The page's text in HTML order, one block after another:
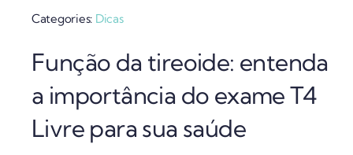
Categories: Dicas
Função da tireoide: entenda
a importância do exame T4
Livre para sua saúde